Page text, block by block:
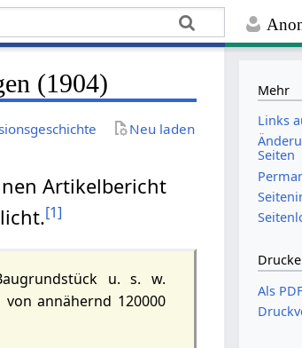
(1904)
Neu laden
Artikelbericht
[1]
u. s. w.
annähernd 120000
Mehr
Links
Seiten
Als